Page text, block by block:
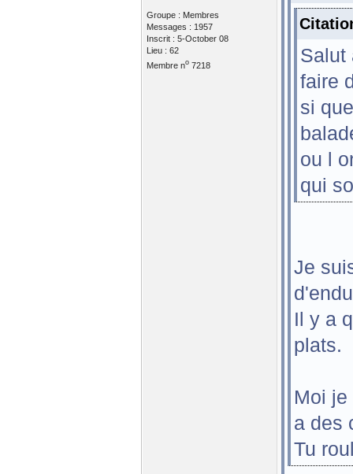
Groupe : Membres
Messages : 1957
Inscrit : 5-October 08
Lieu : 62
Membre no7218
Salut
faire
si
ou l
qui
Je
Il y a
plats.
Moi
a des
Tu